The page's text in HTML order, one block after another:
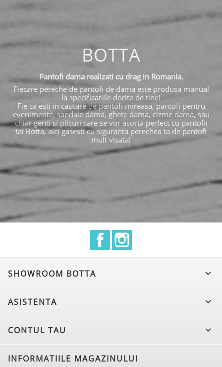
BOTTA
Pantofi dama realizati cu drag in Romania.
Fiecare pereche de pantofi de dama este produsa manual
la specificatiile dorite de tine!
Fie ca esti in cautare de pantofi mireasa, pantofi pentru
evenimente, sandale dama, ghete dama, cizme dama, sau
chiar genti si plicuri care se vor asorta perfect cu pantofii
tai Botta, aici gasesti cu siguranta perechea ta de pantofi
mult visata!
Facebook
SHOWROOM BOTTA 
ASISTENTA 
CONTUL TAU 
INFORMATIILE MAGAZINULUI